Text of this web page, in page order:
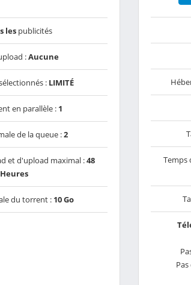
lespublicités
:Aucune
: LIMITÉ
en parallèle : 1
de la queue :2
et d'upload maximal :48
Heures
du torrent : 10 Go
Temps